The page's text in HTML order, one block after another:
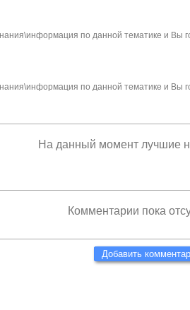
по данной тематике и Вы
по данной тематике и Вы
На данный момент лучшие
Комментарии пока
Добавить